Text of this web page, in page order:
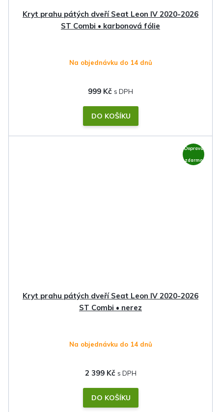
Kryt prahu pátých dveří Seat Leon IV 2020-2026
ST Combi • karbonová fólie
Na objednávku do 14 dnů
999 Kč
DO KOŠÍKU
Doprava
zdarma
Kryt prahu pátých dveří Seat Leon IV 2020-2026
ST Combi • nerez
Na objednávku do 14 dnů
2 399 Kč
DO KOŠÍKU